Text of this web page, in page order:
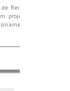
Reiki e Karuna.
projeto que nasce
de dois